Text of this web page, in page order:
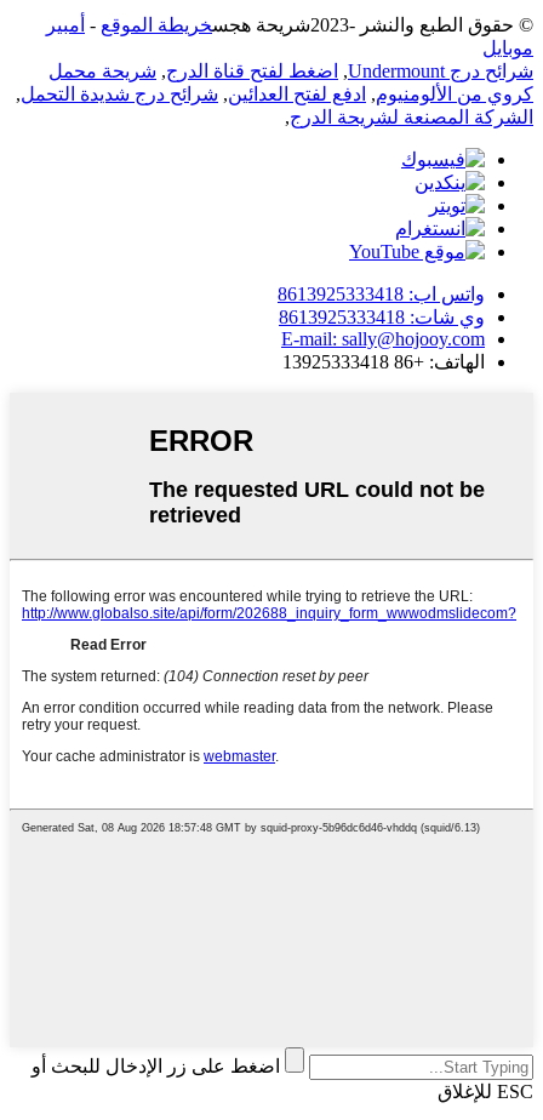
© حقوق الطبع والنشر -2023شريحة هجسخريطة الموقع - أمبير
موبايل
شرائح درج Undermount
, اضغط لفتح قناة الدرج, شريحة محمل
كروي من الألومنيوم, ادفع لفتح العدائين, شرائح درج شديدة التحمل,
الشركة المصنعة لشريحة الدرج,
واتس اب: 8613925333418
وي شات: 8613925333418
E-mail: sally@hojooy.com
الهاتف: +86 13925333418
اضغط على زر الإدخال للبحث أو
ESC للإغلاق